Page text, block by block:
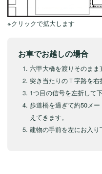
※クリックで拡大します
お車でお越しの場合
六甲大橋を渡りそのまま
突き当たりのＴ字路を右
1つ目の信号を左折して下
歩道橋を過ぎて約50メ
えてきます。
建物の手前を左にお入り